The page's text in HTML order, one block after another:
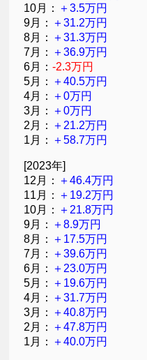
10月： ＋3.5万円
9月： ＋31.2万円
8月： ＋31.3万円
7月： ＋36.9万円
6月：-2.3万円
5月： ＋40.5万円
4月： ＋0万円
3月： ＋0万円
2月： ＋21.2万円
1月： ＋58.7万円
[2023年]
12月： ＋46.4万円
11月： ＋19.2万円
10月： ＋21.8万円
9月： ＋8.9万円
8月： ＋17.5万円
7月： ＋39.6万円
6月： ＋23.0万円
5月： ＋19.6万円
4月： ＋31.7万円
3月： ＋40.8万円
2月： ＋47.8万円
1月： ＋40.0万円